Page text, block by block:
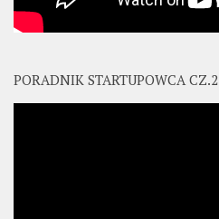
PORADNIK STARTUPOWCA CZ.2